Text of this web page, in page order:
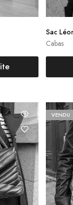
Cabas
Sac
VENDU